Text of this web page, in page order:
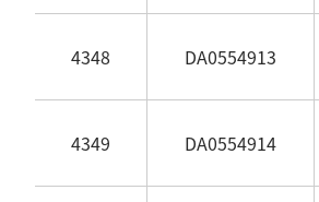
4348 DA0554913
4349 DA0554914